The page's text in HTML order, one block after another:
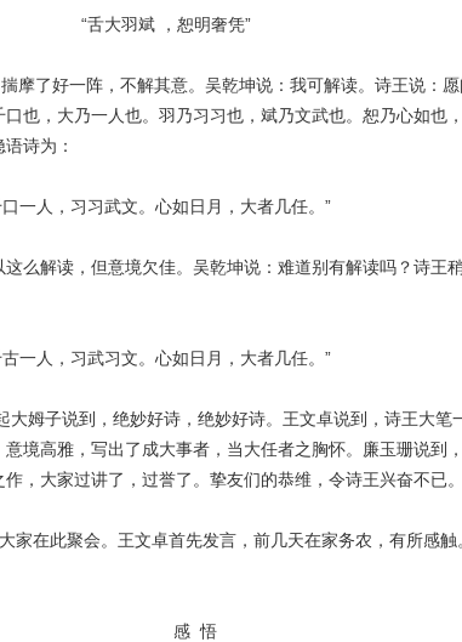
斌 ，恕明奢凭”
了好一阵，不解其意。吴乾坤说：我可解读。诗王说：愿
口也，大乃一人也。羽乃习习也，斌乃文武也。恕乃心如也
诗为：
习习武文。心如日月，大者几任。”
解读，但意境欠佳。吴乾坤说：难道别有解读吗？诗王
习武习文。心如日月，大者几任。”
子说到，绝妙好诗，绝妙好诗。王文卓说到，诗王大笔
意境高雅，写出了成大事者，当大任者之胸怀。廉玉珊说到
，大家过讲了，过誉了。挚友们的恭维，令诗王兴奋不已。
此聚会。王文卓首先发言，前几天在家务农，有所感触
悟